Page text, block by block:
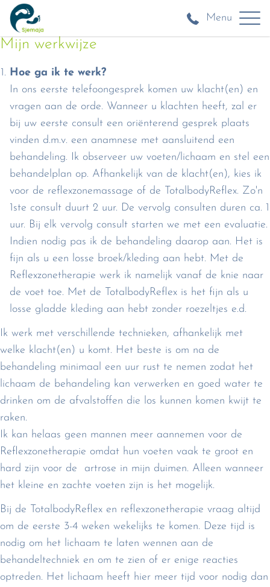
Menu
Mijn werkwijze
Hoe ga ik te werk?
In ons eerste telefoongesprek komen uw klacht(en) en
vragen aan de orde. Wanneer u klachten heeft, zal er
bij uw eerste consult een oriënterend gesprek plaats
vinden d.m.v. een anamnese met aansluitend een
behandeling. Ik observeer uw voeten/lichaam en stel een
behandelplan op. Afhankelijk van de klacht(en), kies ik
voor de reflexzonemassage of de TotalbodyReflex. Zo'n
1ste consult duurt 2 uur. De vervolg consulten duren ca. 1
uur. Bij elk vervolg consult starten we met een evaluatie.
Indien nodig pas ik de behandeling daarop aan. Het is
fijn als u een losse broek/kleding aan hebt. Met de
Reflexzonetherapie werk ik namelijk vanaf de knie naar
de voet toe. Met de TotalbodyReflex is het fijn als u
losse gladde kleding aan hebt zonder roezeltjes e.d.
Ik werk met verschillende technieken, afhankelijk met
welke klacht(en) u komt. Het beste is om na de
behandeling minimaal een uur rust te nemen zodat het
lichaam de behandeling kan verwerken en goed water te
drinken om de afvalstoffen die los kunnen komen kwijt te
raken.
Ik kan helaas geen mannen meer aannemen voor de
Reflexzonetherapie omdat hun voeten vaak te groot en
hard zijn voor de artrose in mijn duimen. Alleen wanneer
het kleine en zachte voeten zijn is het mogelijk.
Bij de TotalbodyReflex en reflexzonetherapie vraag altijd
om de eerste 3-4 weken wekelijks te komen. Deze tijd is
nodig om het lichaam te laten wennen aan de
behandeltechniek en om te zien of er enige reacties
optreden. Het lichaam heeft hier meer tijd voor nodig dan